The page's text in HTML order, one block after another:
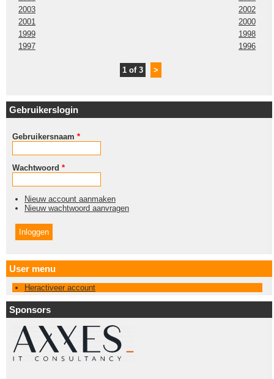
2003
2002
2001
2000
1999
1998
1997
1996
1 of 3 >
Gebruikerslogin
Gebruikersnaam *
Wachtwoord *
Nieuw account aanmaken
Nieuw wachtwoord aanvragen
User menu
Heractiveer account
Sponsors